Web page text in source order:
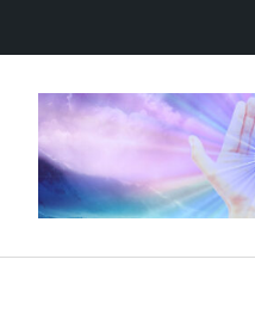
contenido